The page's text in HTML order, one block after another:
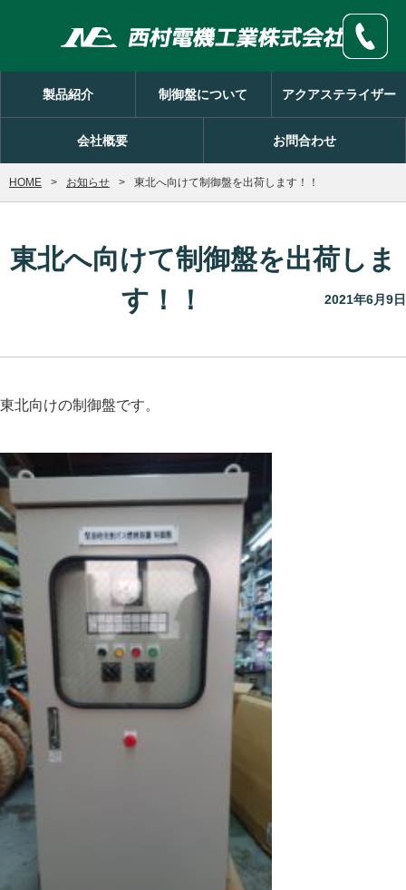
製品紹介 制御盤について アクアステライザー
会社概要 お問合わせ
HOME お知らせ 東北へ向けて制御盤を出荷します！！
東北へ向けて制御盤を出荷しま
す！！
2021年6月9日
東北向けの制御盤です。